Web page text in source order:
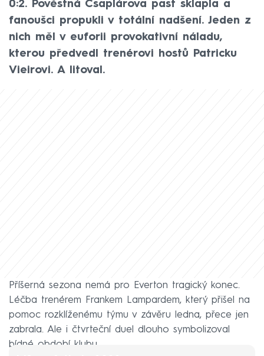
0:2. Pověstná Csaplárova past sklapla a
fanoušci propukli v totální nadšení. Jeden z
nich měl v euforii provokativní náladu,
kterou předvedl trenérovi hostů Patricku
Vieirovi. A litoval.
Příšerná sezona nemá pro Everton tragický konec.
Léčba trenérem Frankem Lampardem, který přišel na
pomoc rozklíženému týmu v závěru ledna, přece jen
zabrala. Ale i čtvrteční duel dlouho symbolizoval
bídné období klubu.